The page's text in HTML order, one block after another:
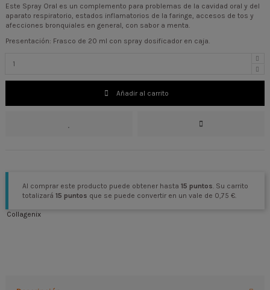
Este Spray Oral es un complemento para problemas de la cavidad oral y del
aparato respiratorio, estados inflamatorios de la faringe, accesos de tos y
afecciones bronquiales en general, con sabor a menta.
Presentación: Frasco de 20 ml con spray dosificador en caja.
Añadir al carrito
Al comprar este producto puede obtener hasta 15 puntos . Su carrito
totalizará 15 puntos que se puede convertir en un vale de 0,75 €.
Collagenix